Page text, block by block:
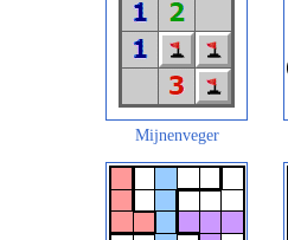
Mijnenveger